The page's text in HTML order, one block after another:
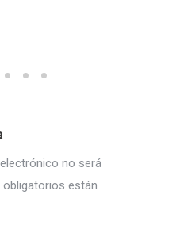
no será
están